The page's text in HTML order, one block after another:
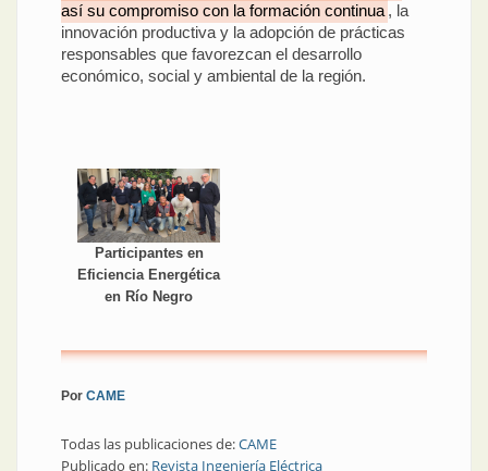
así su compromiso con la formación continua , la
innovación productiva y la adopción de prácticas
responsables que favorezcan el desarrollo
económico, social y ambiental de la región.
Participantes en
Eficiencia Energética
en Río Negro
Por CAME
Todas las publicaciones de:CAME
Publicado en: Revista Ingeniería Eléctrica